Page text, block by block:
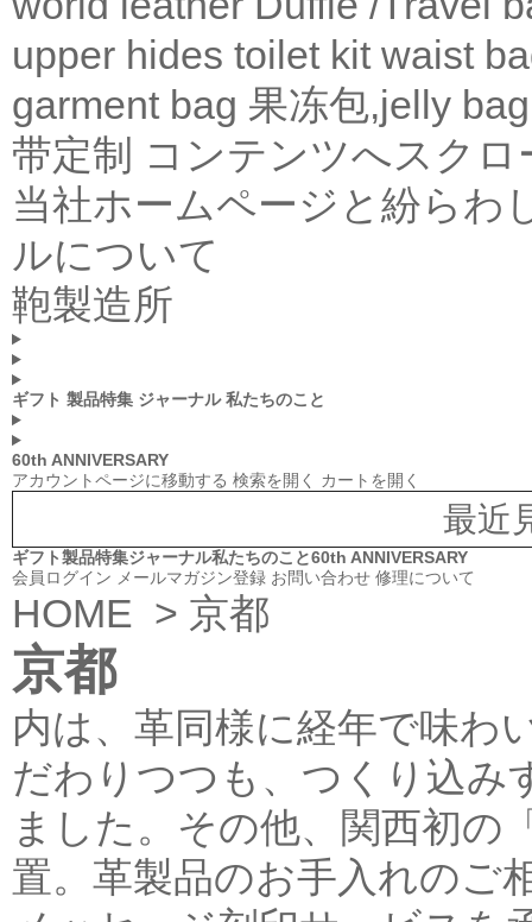
upper hides toilet kit waist
garment bag 果冻包,jelly bag
带定制
コンテンツへスクロ
当社ホームページと紛らわ
ルについて
鞄製造所
ギフト 製品特集 ジャーナル 私たちのこと
60th ANNIVERSARY
アカウントページに移動する 検索を開く カートを開く
最近
ギフト製品特集ジャーナル私たちのこと60th ANNIVERSARY
会員ログイン メールマガジン登録 お問い合わせ 修理について
HOME > 京都
京都
内は、革同様に経年で味わ
だわりつつも、つくり込み
ました。その他、関西初の
置。革製品のお手入れのご